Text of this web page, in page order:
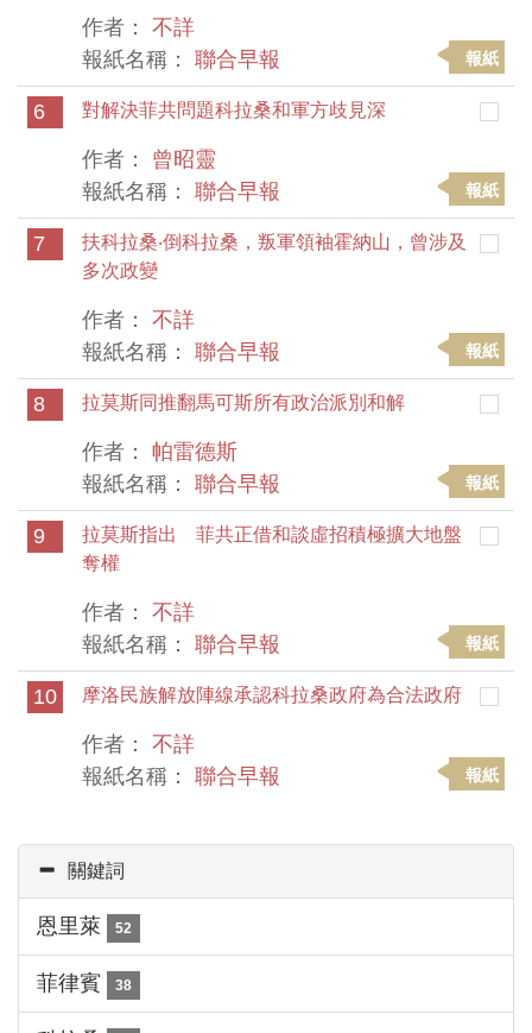
作者： 不詳
報紙名稱： 聯合早報 報紙
6 對解決菲共問題科拉桑和軍方歧見深
作者： 曾昭靈
報紙名稱： 聯合早報 報紙
7
扶科拉桑‧倒科拉桑，叛軍領袖霍納山，曾涉及
多次政變
作者： 不詳
報紙名稱： 聯合早報 報紙
8 拉莫斯同推翻馬可斯所有政治派別和解
作者： 帕雷德斯
報紙名稱： 聯合早報 報紙
9
拉莫斯指出 菲共正借和談虛招積極擴大地盤
奪權
作者： 不詳
報紙名稱： 聯合早報 報紙
10 摩洛民族解放陣線承認科拉桑政府為合法政府
作者： 不詳
報紙名稱： 聯合早報 報紙
關鍵詞
恩里萊 52
菲律賓 38